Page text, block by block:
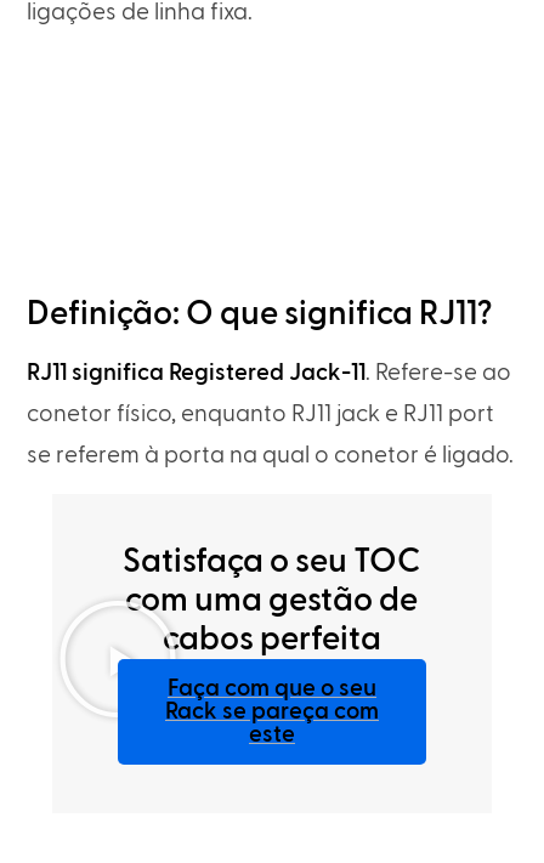
ligações de linha fixa.
Definição: O que significa RJ11?
RJ11 significa Registered Jack-11. Refere-se ao
conetor físico, enquanto RJ11 jack e RJ11 port
se referem à porta na qual o conetor é ligado.
Satisfaça o seu TOC
com uma gestão de
cabos perfeita
Faça com que o seu
Rack se pareça com
este